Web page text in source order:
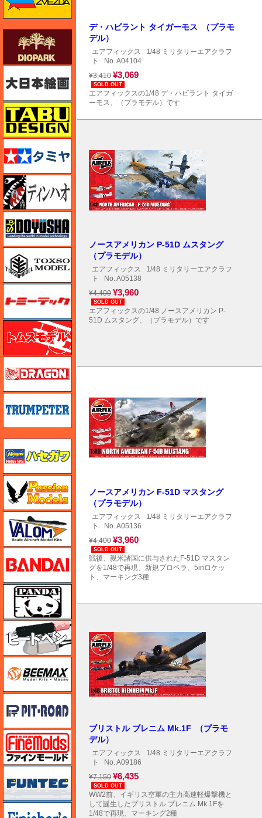
デ・ハビラント タイガーモス （プラモ
デル）
エアフィックス
1/48 ミリタリーエアクラフ
ト
No. A04104
¥3,410 ¥3,069
SOLD OUT
エアフィックスの1/48 デ・ハビラント タイガ
ーモス、（プラモデル）です
ノースアメリカン P-51D ムスタング
（プラモデル）
エアフィックス
1/48 ミリタリーエアクラフ
ト
No. A05138
¥4,400 ¥3,960
SOLD OUT
エアフィックスの1/48 ノースアメリカン P-
51D ムスタング、（プラモデル）です
ノースアメリカン F-51D マスタング
（プラモデル）
エアフィックス
1/48 ミリタリーエアクラフ
ト
No. A05136
¥4,400 ¥3,960
SOLD OUT
戦後、親米諸国に供与されたF-51D マスタン
グを1/48で再現、新規プロペラ、5inロケッ
ト、マーキング3種
ブリストル ブレニム Mk.1F （プラモ
デル）
エアフィックス
1/48 ミリタリーエアクラフ
ト
No. A09186
¥7,150 ¥6,435
SOLD OUT
WW2前、イギリス空軍の主力高速軽爆撃機と
して誕生したブリストル ブレニム Mk.1Fを
1/48で再現、マーキング2種
ダイオパーク（diopark）
タブデザイン・スタジオ27
ディン・ハオ
トキソモデル（toxso_model）
トミーテック
トムスモデル
トランペッター
ハセガワ
バロムモデル
バンダイ
BEEMAX
ピットロード
ファインモールド
フィニッシャーズ